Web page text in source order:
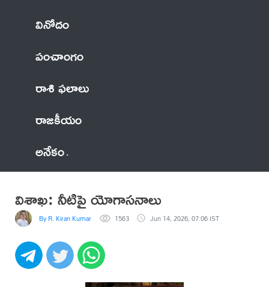
వినోదం
పంచాంగం
రాశి ఫలాలు
రాజకీయం
అనేకం
విశాఖ‌: నీటిపై యోగాస‌నాలు
By R. Kiran Kumar 1563 Jun 14, 2026, 07:06 IST